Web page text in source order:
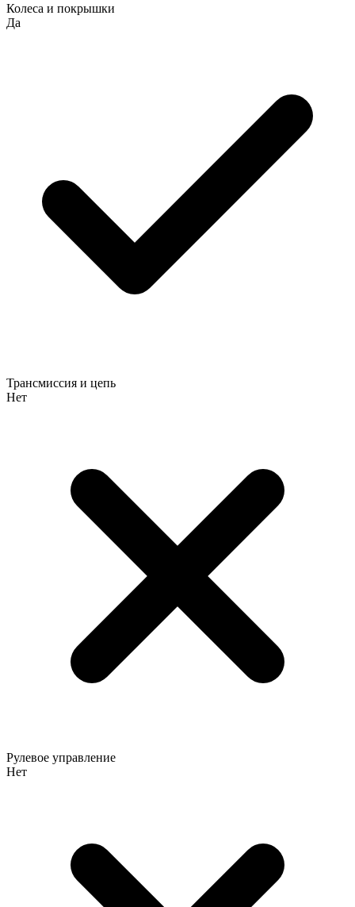
Колеса и покрышки
Да
Трансмиссия и цепь
Нет
Рулевое управление
Нет